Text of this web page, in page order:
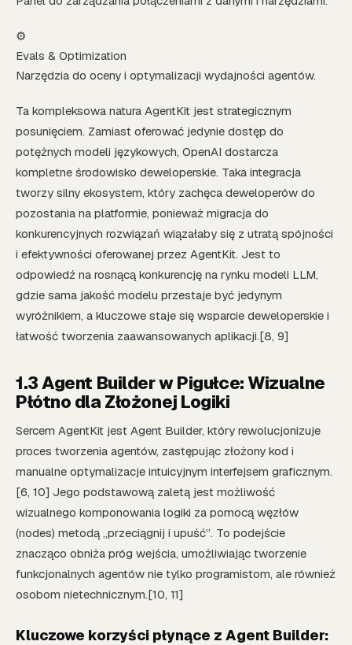
⚙️
Evals & Optimization
Narzędzia do oceny i optymalizacji wydajności agentów.
Ta kompleksowa natura AgentKit jest strategicznym
posunięciem. Zamiast oferować jedynie dostęp do
potężnych modeli językowych, OpenAI dostarcza
kompletne środowisko deweloperskie. Taka integracja
tworzy silny ekosystem, który zachęca deweloperów do
pozostania na platformie, ponieważ migracja do
konkurencyjnych rozwiązań wiązałaby się z utratą spójności
i efektywności oferowanej przez AgentKit. Jest to
odpowiedź na rosnącą konkurencję na rynku modeli LLM,
gdzie sama jakość modelu przestaje być jedynym
wyróżnikiem, a kluczowe staje się wsparcie deweloperskie i
łatwość tworzenia zaawansowanych aplikacji.[8, 9]
1.3 Agent Builder w Pigułce: Wizualne
Płótno dla Złożonej Logiki
Sercem AgentKit jest Agent Builder, który rewolucjonizuje
proces tworzenia agentów, zastępując złożony kod i
manualne optymalizacje intuicyjnym interfejsem graficznym.
[6, 10] Jego podstawową zaletą jest możliwość
wizualnego komponowania logiki za pomocą węzłów
(nodes) metodą „przeciągnij i upuść”. To podejście
znacząco obniża próg wejścia, umożliwiając tworzenie
funkcjonalnych agentów nie tylko programistom, ale również
osobom nietechnicznym.[10, 11]
Kluczowe korzyści płynące z Agent Builder: